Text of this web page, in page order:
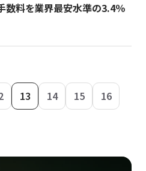
数料を業界最安水準の3.4％
13 14 15 16